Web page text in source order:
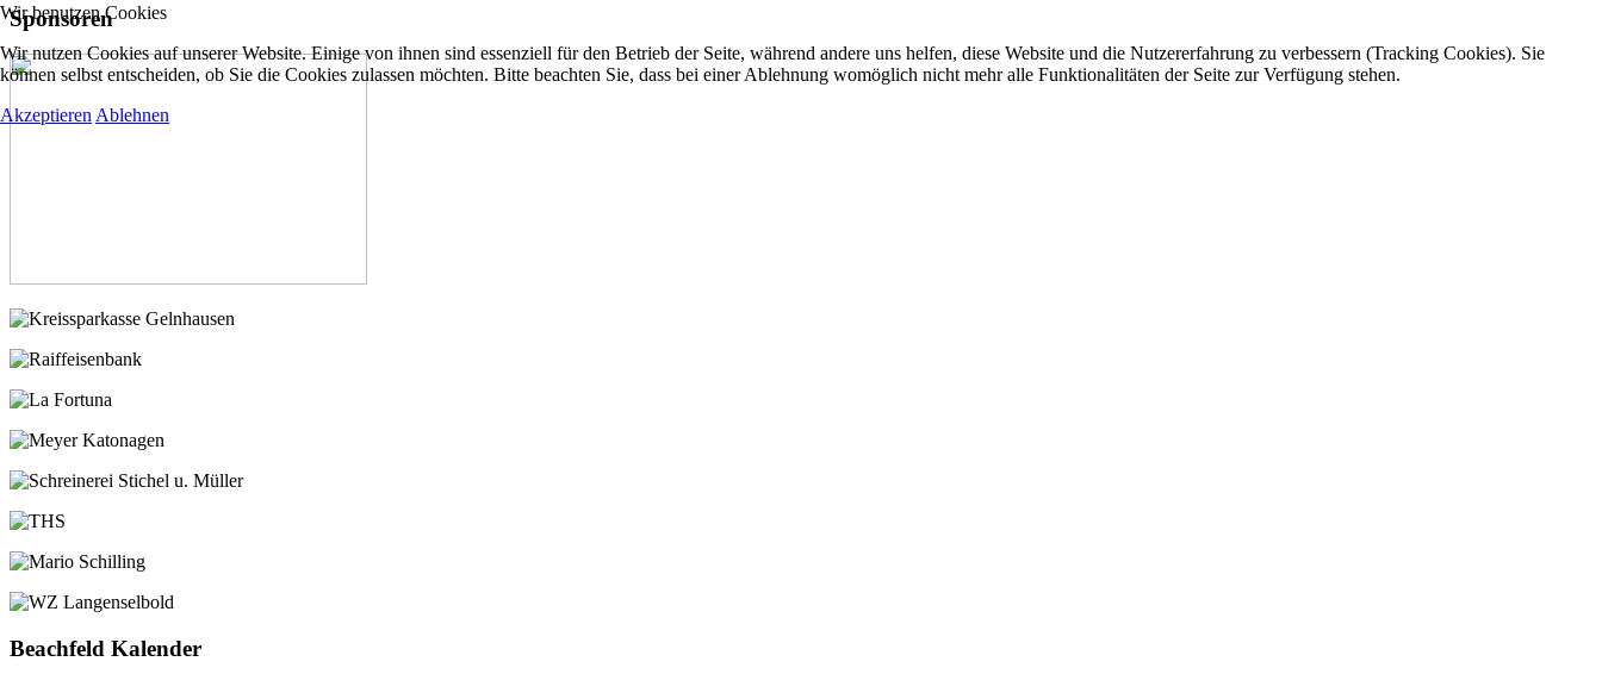
Sponsoren
Beachfeld Kalender
Wir benutzen Cookies
Wir nutzen Cookies auf unserer Website. Einige von ihnen sind essenziell für den Betrieb der Seite, während andere uns helfen, diese Website und die Nutzererfahrung zu verbessern (Tracking Cookies). Sie
können selbst entscheiden, ob Sie die Cookies zulassen möchten. Bitte beachten Sie, dass bei einer Ablehnung womöglich nicht mehr alle Funktionalitäten der Seite zur Verfügung stehen.
Akzeptieren Ablehnen